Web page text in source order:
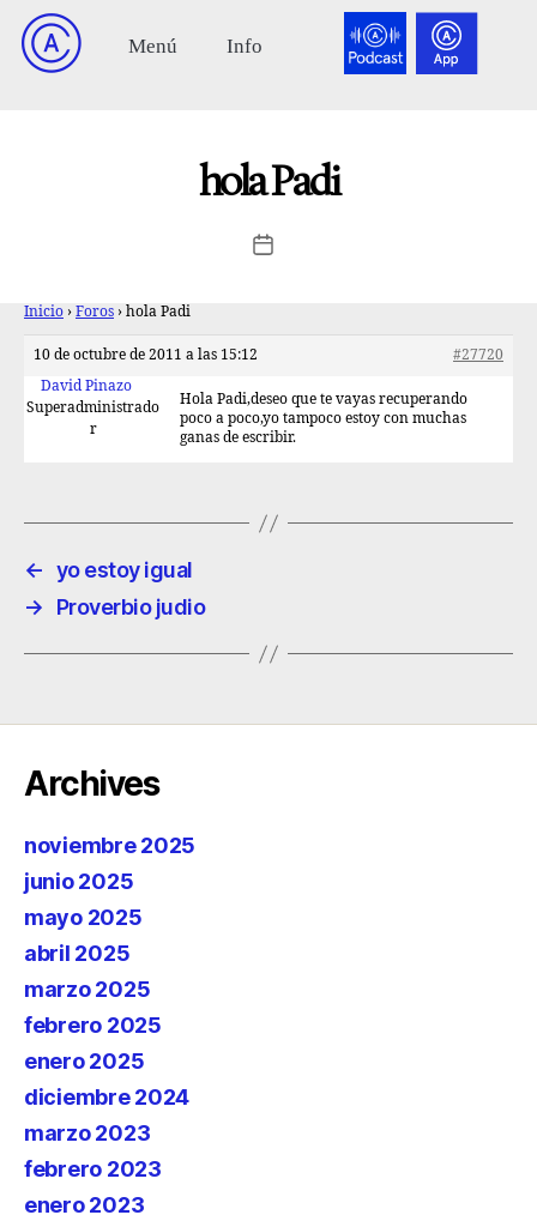
hola Padi
Inicio › Foros › hola Padi
10 de octubre de 2011 a las 15:12
#27720
David Pinazo
Superadministrado
r
Hola Padi,deseo que te vayas recuperando
poco a poco,yo tampoco estoy con muchas
ganas de escribir.
← yo estoy igual
→
Proverbio judio
Archives
noviembre 2025
junio 2025
mayo 2025
abril 2025
marzo 2025
febrero 2025
enero 2025
diciembre 2024
marzo 2023
febrero 2023
enero 2023